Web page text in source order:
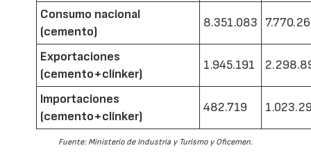
Consumo nacional
(cemento)
8.351.083
Exportaciones
(cemento+clínker)
1.945.191
Importaciones
(cemento+clínker)
482.719
Fuente: Ministerio de Industria y Turismo y Oficemen.